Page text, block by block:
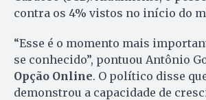
contra os 4% vistos no início do
“Esse é o momento mais
se conhecido”, pontuou Antônio
Opção Online. O político disse
demonstrou a capacidade de